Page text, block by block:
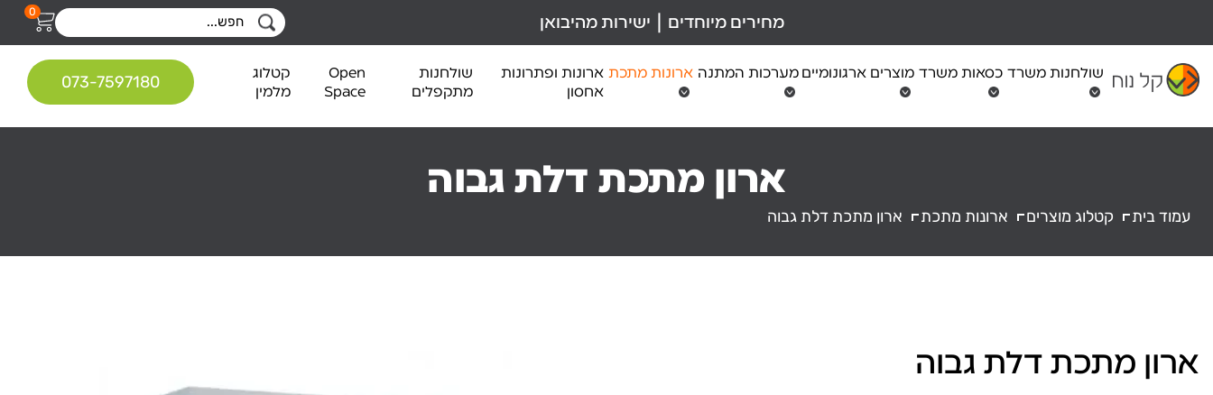
content
מחירים מיוחדים | ישירות מהיבואן 0
שולחנות משרד כסאות משרד מוצרים ארגונומיים מערכות המתנה ארונות מתכת ארונות ופתרונות
אחסון
שולחנות
מתקפלים
Open
Space
קטלוג
מלמין
073-7597180
ארון מתכת דלת גבוה
עמוד בית קטלוג מוצרים ארונות מתכת ארון מתכת דלת גבוה
ארון מתכת דלת גבוה